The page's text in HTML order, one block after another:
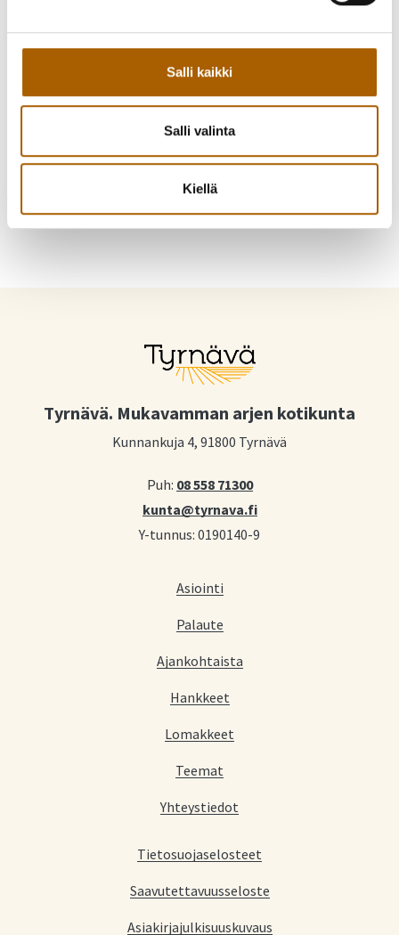
Salli kaikki
Salli valinta
Kiellä
Kutsu kaveri mukaan!
Jaa Twitterissä
Tyrnävä. Mukavamman arjen kotikunta
Kunnankuja 4, 91800 Tyrnävä
Puh: 08 558 71300
kunta@tyrnava.fi
Y-tunnus: 0190140-9
Asiointi
Palaute
Ajankohtaista
Hankkeet
Lomakkeet
Teemat
Yhteystiedot
Tietosuojaselosteet
Saavutettavuusseloste
Asiakirjajulkisuuskuvaus